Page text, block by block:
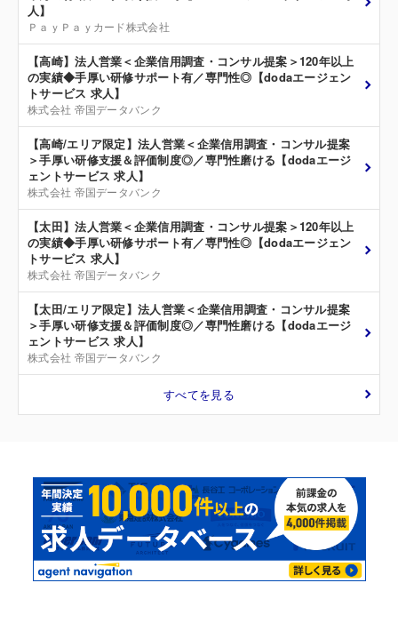
人】
ＰａｙＰａｙカード株式会社
【高崎】法人営業＜企業信用調査・コンサル提案＞120年以上
の実績◆手厚い研修サポート有／専門性◎【dodaエージェン
トサービス 求人】
株式会社 帝国データバンク
【高崎/エリア限定】法人営業＜企業信用調査・コンサル提案
＞手厚い研修支援＆評価制度◎／専門性磨ける【dodaエージ
ェントサービス 求人】
株式会社 帝国データバンク
【太田】法人営業＜企業信用調査・コンサル提案＞120年以上
の実績◆手厚い研修サポート有／専門性◎【dodaエージェン
トサービス 求人】
株式会社 帝国データバンク
【太田/エリア限定】法人営業＜企業信用調査・コンサル提案
＞手厚い研修支援＆評価制度◎／専門性磨ける【dodaエージ
ェントサービス 求人】
株式会社 帝国データバンク
すべてを見る